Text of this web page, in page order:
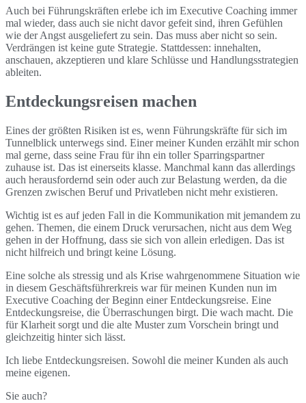
Auch bei Führungskräften erlebe ich im Executive Coaching immer
mal wieder, dass auch sie nicht davor gefeit sind, ihren Gefühlen
wie der Angst ausgeliefert zu sein. Das muss aber nicht so sein.
Verdrängen ist keine gute Strategie. Stattdessen: innehalten,
anschauen, akzeptieren und klare Schlüsse und Handlungsstrategien
ableiten.
Entdeckungsreisen machen
Eines der größten Risiken ist es, wenn Führungskräfte für sich im
Tunnelblick unterwegs sind. Einer meiner Kunden erzählt mir schon
mal gerne, dass seine Frau für ihn ein toller Sparringspartner
zuhause ist. Das ist einerseits klasse. Manchmal kann das allerdings
auch herausfordernd sein oder auch zur Belastung werden, da die
Grenzen zwischen Beruf und Privatleben nicht mehr existieren.
Wichtig ist es auf jeden Fall in die Kommunikation mit jemandem zu
gehen. Themen, die einem Druck verursachen, nicht aus dem Weg
gehen in der Hoffnung, dass sie sich von allein erledigen. Das ist
nicht hilfreich und bringt keine Lösung.
Eine solche als stressig und als Krise wahrgenommene Situation wie
in diesem Geschäftsführerkreis war für meinen Kunden nun im
Executive Coaching der Beginn einer Entdeckungsreise. Eine
Entdeckungsreise, die Überraschungen birgt. Die wach macht. Die
für Klarheit sorgt und die alte Muster zum Vorschein bringt und
gleichzeitig hinter sich lässt.
Ich liebe Entdeckungsreisen. Sowohl die meiner Kunden als auch
meine eigenen.
Sie auch?